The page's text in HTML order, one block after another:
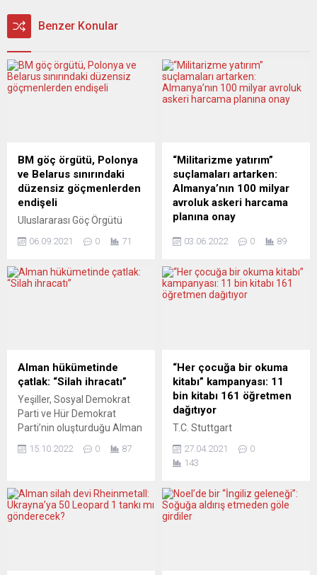
Benzer Konular
BM göç örgütü, Polonya
ve Belarus sınırındaki
düzensiz göçmenlerden
endişeli
Uluslararası Göç Örgütü
sınırında haftalardır mahsur
karşı karşıya olduğu
sınırda aileler ve çocuklar da
uluslararası koruma,
barınma ve yardım isteyen
düzensiz göçmenlerin “geri
itildiğine” yönelik haberlerin
endişe...
06.09.2021 0 71
“Militarizme yatırım”
suçlamaları artarken:
Almanya’nın 100 milyar
avroluk askeri harcama
planına onay
modernizasyonu için 100
oluşturdu. Bu girişimin
siyasette yeni
çoğunlukla onay çıktı.
Federal meclis, Alman
ordusunun modernizasyonu
için öngörülen 100 milyar
avroluk fona anayasal yolu
açtı ve onay verdi. 638
milletvekili anayasadaki
değişikliği onaylarken, 96...
03.06.2022 0 89
Alman hükümetinde
çatlak: “Silah ihracatı”
Yeşiller, Sosyal Demokrat
Parti ve Hür Demokrat
Parti’nin oluşturduğu Alman
düzeyinde silah ihracatının
Federal Almanya Ekonomi
ve İklim Koruma Bakanı
15.10.2022 0 87
“Her çocuğa bir okuma
kitabı” kampanyası: 11
bin kitabı 161 öğretmen
dağıtıyor
T.C. Stuttgart
Ulusal Egemenlik ve Çocuk
Bayramı ve TBMM’nin
nedeniyle “Her çocuğa bir
okuma kitabı” kampanyası
27.04.2021
0
143